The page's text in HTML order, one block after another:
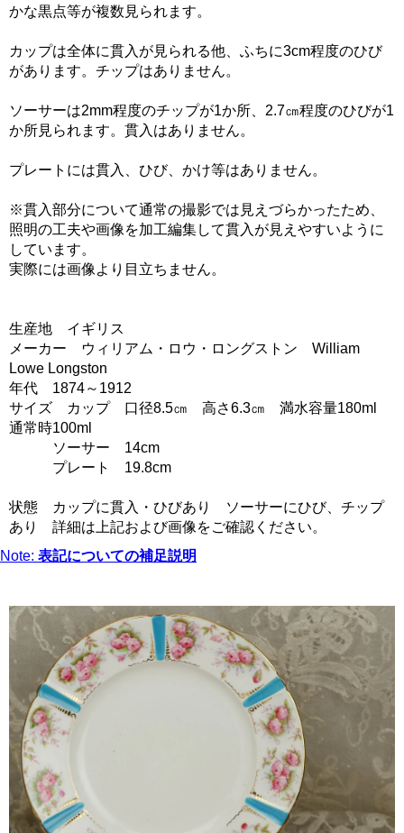
かな黒点等が複数見られます。
カップは全体に貫入が見られる他、ふちに3cm程度のひび
があります。チップはありません。
ソーサーは2mm程度のチップが1か所、2.7㎝程度のひびが1
か所見られます。貫入はありません。
プレートには貫入、ひび、かけ等はありません。
※貫入部分について通常の撮影では見えづらかったため、
照明の工夫や画像を加工編集して貫入が見えやすいように
しています。
実際には画像より目立ちません。
生産地 イギリス
メーカー ウィリアム・ロウ・ロングストン William
Lowe Longston
年代 1874～1912
サイズ カップ 口径8.5㎝ 高さ6.3㎝ 満水容量180ml
通常時100ml
ソーサー 14cm
プレート 19.8cm
状態 カップに貫入・ひびあり ソーサーにひび、チップ
あり 詳細は上記および画像をご確認ください。
Note: 表記についての補足説明